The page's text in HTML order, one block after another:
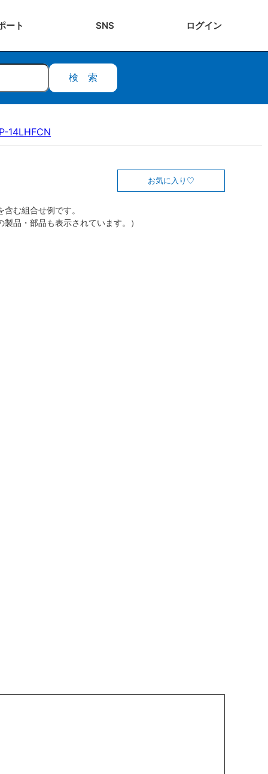
ート SNS ログイン
検索
14LHFCN
お気に入り
む組合せ例です。
製品・部品も表示されています。）